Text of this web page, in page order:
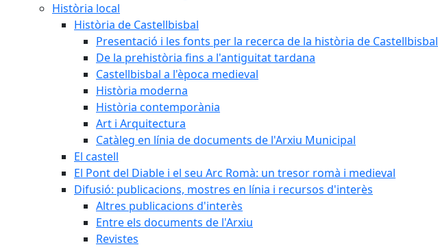
Història local
Història de Castellbisbal
Presentació i les fonts per la recerca de la història de Castellbisbal
De la prehistòria fins a l'antiguitat tardana
Castellbisbal a l'època medieval
Història moderna
Història contemporània
Art i Arquitectura
Catàleg en línia de documents de l'Arxiu Municipal
El castell
El Pont del Diable i el seu Arc Romà: un tresor romà i medieval
Difusió: publicacions, mostres en línia i recursos d'interès
Altres publicacions d'interès
Entre els documents de l'Arxiu
Revistes